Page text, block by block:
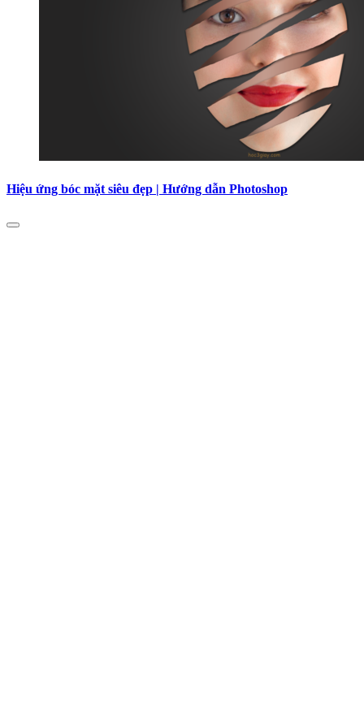
Hiệu ứng bóc mặt siêu đẹp | Hướng dẫn Photoshop